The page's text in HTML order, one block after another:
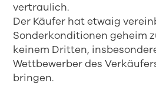
vertraulich.
Der Käufer hat etwaig
Sonderkonditionen geheim
keinem Dritten,
Wettbewerber des
bringen.